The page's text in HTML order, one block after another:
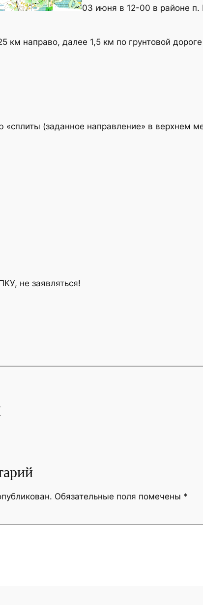
03 июня в 12-00 в районе п.
км направо, далее 1,5 км по грунтовой
«сплиты (заданное направление» в верхнем
не заявляться!
Обязательные поля помечены *